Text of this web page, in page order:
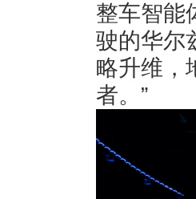
整车智能
驶的华尔
略升维，
者。”